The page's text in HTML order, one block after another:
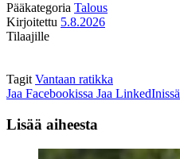
Pääkategoria Talous
Kirjoitettu 5.8.2026
Tilaajille
Tagit Vantaan ratikka
Jaa Facebookissa Jaa LinkedInissä
Lisää aiheesta